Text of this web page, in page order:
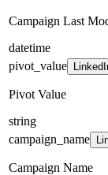
Campaign Last
datetime
pivot_value
Pivot Value
string
campaign_name
Campaign Name